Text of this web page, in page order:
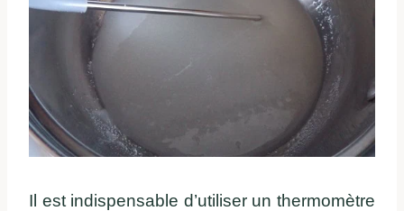
Il est indispensable d’utiliser un thermomètre